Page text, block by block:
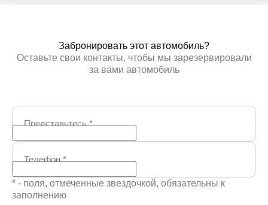
Забронировать этот автомобиль?
Оставьте свои контакты, чтобы мы зарезервировали
за вами автомобиль
Представьтесь*
Телефон*
* - поля, отмеченные звездочкой, обязательны к
заполнению